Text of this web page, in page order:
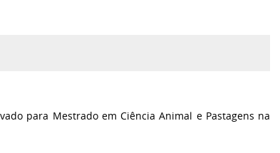
para Mestrado em Ciência Animal e Pastagens na